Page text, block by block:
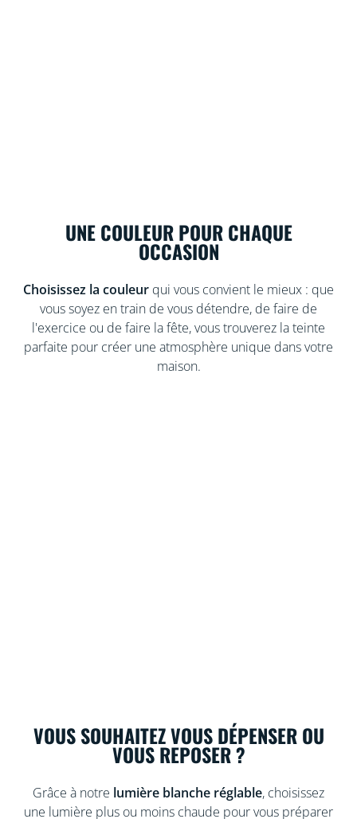
UNE COULEUR POUR CHAQUE
OCCASION
Choisissez la couleur qui vous convient le mieux : que
vous soyez en train de vous détendre, de faire de
l'exercice ou de faire la fête, vous trouverez la teinte
parfaite pour créer une atmosphère unique dans votre
maison.
VOUS SOUHAITEZ VOUS DÉPENSER OU
VOUS REPOSER ?
Grâce à notre lumière blanche réglable, choisissez
une lumière plus ou moins chaude pour vous préparer